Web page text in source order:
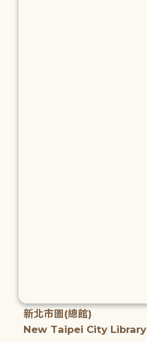
新北市圖(總館)
New Taipei City Library